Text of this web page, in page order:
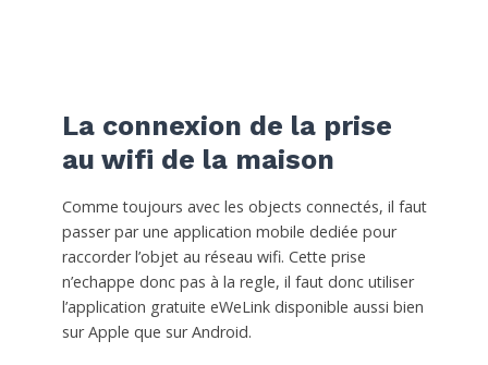
La connexion de la prise
au wifi de la maison
Comme toujours avec les objects connectés, il faut
passer par une application mobile dediée pour
raccorder l’objet au réseau wifi. Cette prise
n’echappe donc pas à la regle, il faut donc utiliser
l’application gratuite eWeLink disponible aussi bien
sur Apple que sur Android.